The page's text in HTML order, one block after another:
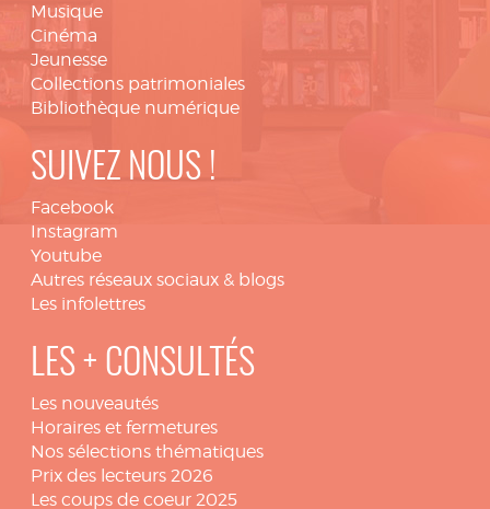
Musique
Cinéma
Jeunesse
Collections patrimoniales
Bibliothèque numérique
SUIVEZ NOUS !
Facebook
Instagram
Youtube
Autres réseaux sociaux & blogs
Les infolettres
LES + CONSULTÉS
Les nouveautés
Horaires et fermetures
Nos sélections thématiques
Prix des lecteurs 2026
Les coups de coeur 2025